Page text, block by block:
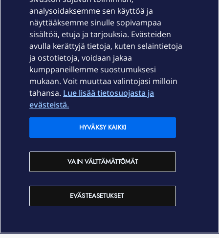
Laitteet & liittymät
Palvelut
Ajankohtaista
Elisa Oyj
In English
analysoidaksemme sen käyttöä ja
näyttääksemme sinulle sopivampaa
sisältöä, etuja ja tarjouksia. Evästeiden
avulla kerättyjä tietoja, kuten selaintietoja
ja ostotietoja, voidaan jakaa
kumppaneillemme suostumuksesi
mukaan. Voit muuttaa valintojasi milloin
tahansa. Lue lisää tietosuojasta ja
evästeistä.
EVÄSTEASETUKSET
VAIN VÄLTTÄMÄTTÖMÄT
HYVÄKSY KAIKKI